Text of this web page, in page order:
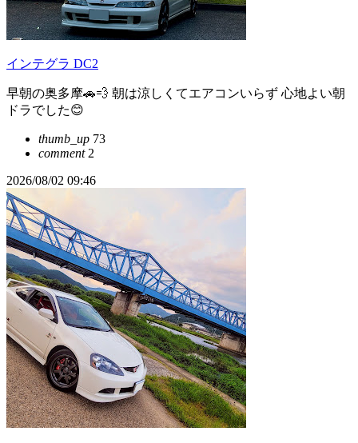
インテグラ DC2
早朝の奥多摩🚗💨 朝は涼しくてエアコンいらず 心地よい朝
ドラでした😊
thumb_up 73
comment2
2026/08/02 09:46